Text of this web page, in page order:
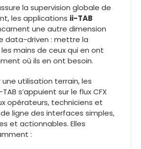
assure la supervision globale de
les applications ii-TAB
une autre dimension
data-driven : mettre la
mains de ceux qui en ont
où ils en ont besoin.
utilisation terrain, les
s’appuient sur le flux CFX
opérateurs, techniciens et
ligne des interfaces simples,
et actionnables. Elles
: